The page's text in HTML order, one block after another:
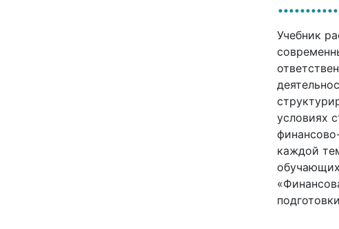
Учебник
условиях
каждой